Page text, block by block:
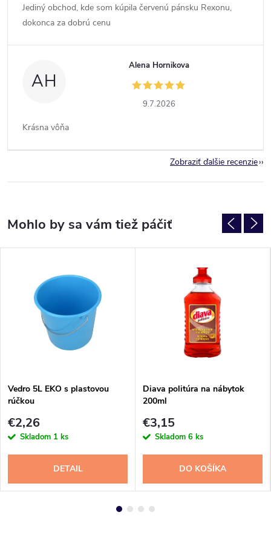
Vedro 5L EKO s plastovou
rúčkou
€2,26
Skladom 1 ks
DETAIL
Diava politúra na nábytok
200ml
€3,15
Skladom 6 ks
DO KOŠÍKA
Jediný obchod, kde som kúpila červenú pánsku Rexonu,
dokonca za dobrú cenu
AH
Alena Hornikova
9.7.2026
Krásna vôňa
Zobraziť ďalšie recenzie